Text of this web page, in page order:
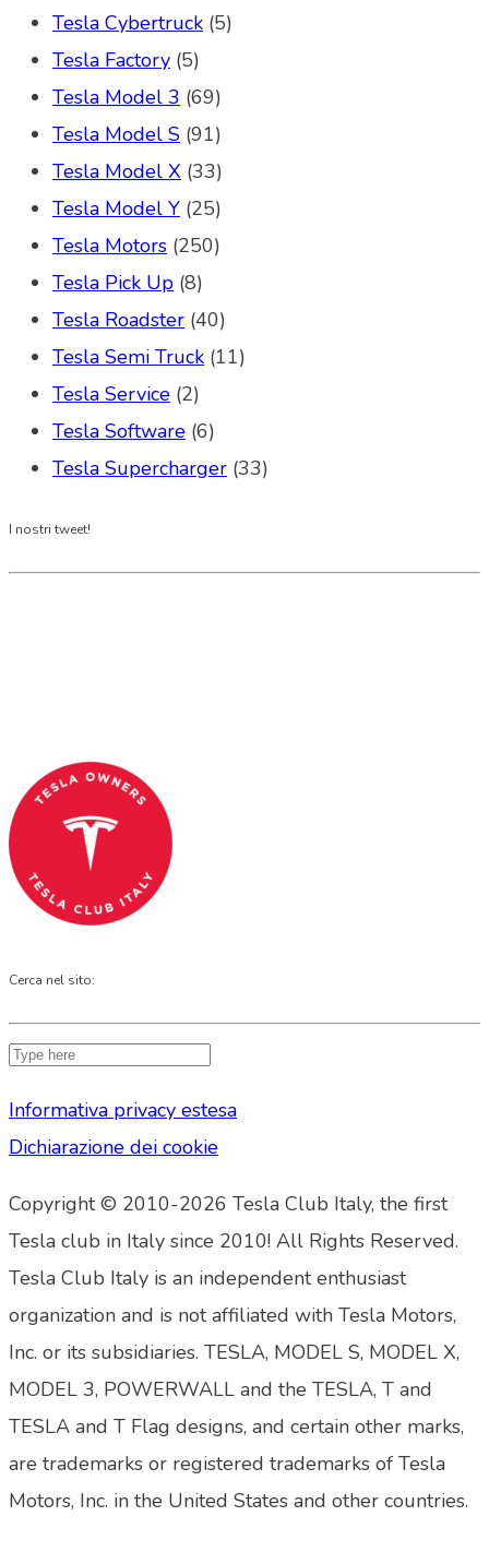
Tesla Cybertruck (5)
Tesla Factory (5)
Tesla Model 3 (69)
Tesla Model S (91)
Tesla Model X (33)
Tesla Model Y (25)
Tesla Motors (250)
Tesla Pick Up (8)
Tesla Roadster (40)
Tesla Semi Truck (11)
Tesla Service (2)
Tesla Software (6)
Tesla Supercharger (33)
I nostri tweet!
Cerca nel sito:
Informativa privacy estesa
Dichiarazione dei cookie
Copyright © 2010-2026 Tesla Club Italy, the first
Tesla club in Italy since 2010! All Rights Reserved.
Tesla Club Italy is an independent enthusiast
organization and is not affiliated with Tesla Motors,
Inc. or its subsidiaries. TESLA, MODEL S, MODEL X,
MODEL 3, POWERWALL and the TESLA, T and
TESLA and T Flag designs, and certain other marks,
are trademarks or registered trademarks of Tesla
Motors, Inc. in the United States and other countries.